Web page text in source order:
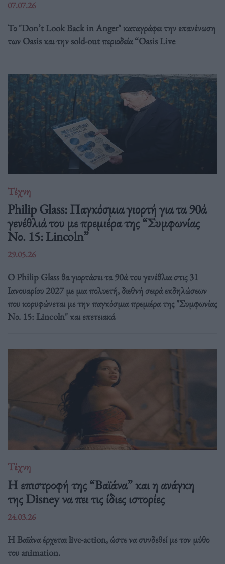
07.07.26
Το "Don’t Look Back in Anger" καταγράφει την επανένωση
των Oasis και την sold-out περιοδεία “Oasis Live
Τέχνη
Philip Glass: Παγκόσμια γιορτή για τα 90ά
γενέθλιά του με πρεμιέρα της “Συμφωνίας
Νο. 15: Lincoln”
29.05.26
Ο Philip Glass θα γιορτάσει τα 90ά του γενέθλια στις 31
Ιανουαρίου 2027 με μια πολυετή, διεθνή σειρά εκδηλώσεων
που κορυφώνεται με την παγκόσμια πρεμιέρα της "Συμφωνίας
Νο. 15: Lincoln" και επετειακά
Τέχνη
Η επιστροφή της “Βαϊάνα” και η ανάγκη
της Disney να πει τις ίδιες ιστορίες
24.03.26
Η Βαϊάνα έρχεται live-action, ώστε να συνδεθεί με τον μύθο
του animation.